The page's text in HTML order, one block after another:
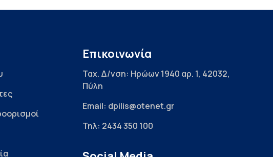
Επικοινωνία
Ταχ. Δ/νση: Ηρώων 1940 αρ. 1, 42032,
Πύλη
Email: dpilis@otenet.gr
Τηλ: 2434 350 100